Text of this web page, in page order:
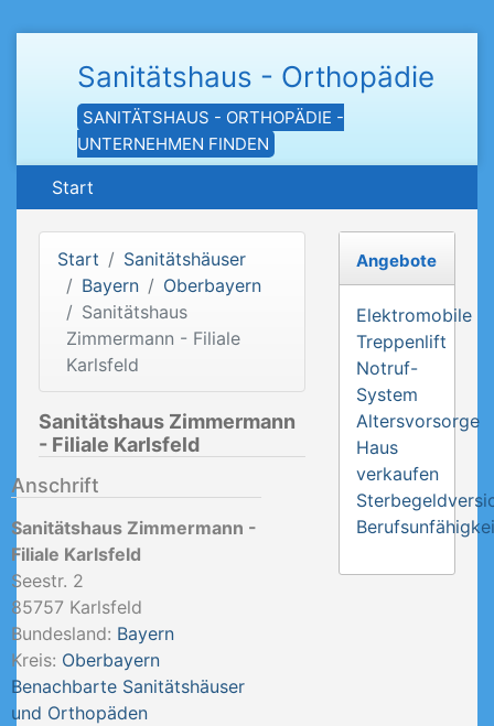
Sanitätshaus - Orthopädie
SANITÄTSHAUS - ORTHOPÄDIE -
UNTERNEHMEN FINDEN
Start
Start
Sanitätshäuser
Bayern
Oberbayern
Sanitätshaus
Zimmermann - Filiale
Karlsfeld
Sanitätshaus Zimmermann
- Filiale Karlsfeld
Anschrift
Sanitätshaus Zimmermann -
Filiale Karlsfeld
Seestr. 2
85757 Karlsfeld
Bundesland: Bayern
Kreis: Oberbayern
Benachbarte Sanitätshäuser
und Orthopäden
Angebote
Elektromobile
Treppenlift
Notruf-
System
Altersvorsorge
Haus
verkaufen